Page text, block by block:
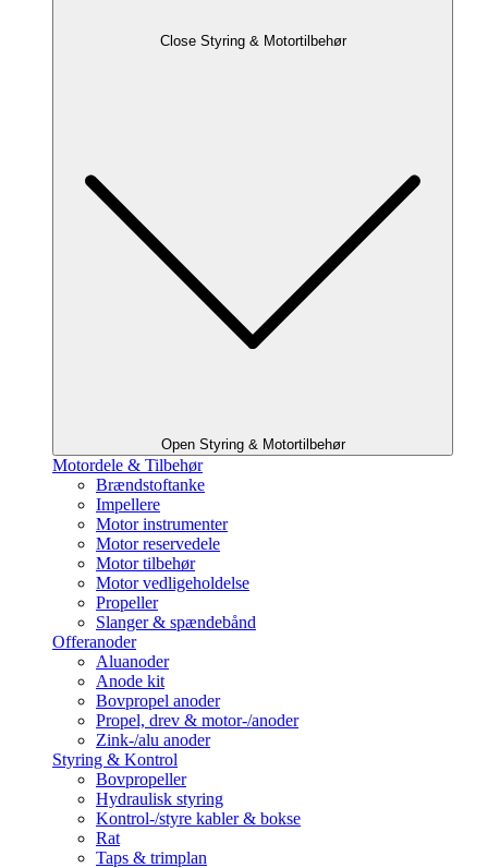
Close Styring & Motortilbehør
Open Styring & Motortilbehør
Motordele & Tilbehør
Brændstoftanke
Impellere
Motor instrumenter
Motor reservedele
Motor tilbehør
Motor vedligeholdelse
Propeller
Slanger & spændebånd
Offeranoder
Aluanoder
Anode kit
Bovpropel anoder
Propel, drev & motor-/anoder
Zink-/alu anoder
Styring & Kontrol
Bovpropeller
Hydraulisk styring
Kontrol-/styre kabler & bokse
Rat
Taps & trimplan